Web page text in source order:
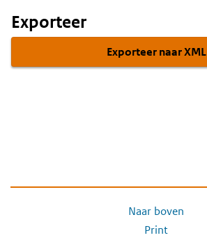
Exporteer
Exporteer naar XML
Naar boven
Print